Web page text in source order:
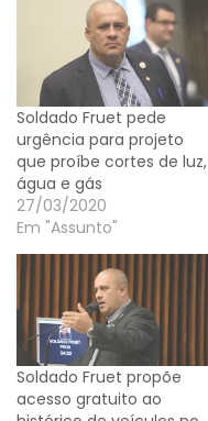
Soldado Fruet pede
urgência para projeto
que proíbe cortes de luz,
água e gás
27/03/2020
Em "Assunto"
Soldado Fruet propõe
acesso gratuito ao